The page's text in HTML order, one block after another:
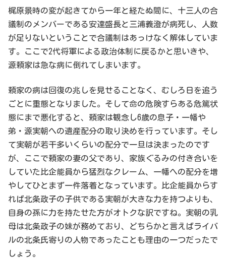
梶原景時の変が起きてから一年と経たぬ間に、十三人の合
議制のメンバーである安達盛長と三浦義澄が病死し、人数
が足りないということで合議制はあっけなく解体していま
す。ここで2代将軍による政治体制に戻るかと思いきや、
源頼家は急な病に倒れてしまいます。
頼家の病は回復の兆しを見せることなく、むしろ日を追う
ごとに重態となりました。そして命の危険すらある危篤状
態にまで悪化すると、頼家は観念し6歳の息子・一幡や
弟・源実朝への遺産配分の取り決めを行っています。そし
て実朝が若干多いくらいの配分で一旦は決まったのです
が、ここで頼家の妻の父であり、家族ぐるみの付き合いを
していた比企能員から猛烈なクレーム、一幡への配分を増
やしてひとまず一件落着となっています。比企能員からす
れば北条政子の子供である実朝が大きな力を持つよりも、
自身の孫に力を持たせた方がオトクな訳ですね。実朝の乳
母は北条政子の妹が務めており、どちらかと言えばライバ
ルの北条氏寄りの人物であったことも理由の一つだったで
しょう。